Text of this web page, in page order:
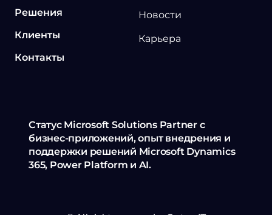
Решения
Клиенты
Контакты
Новости
Карьера
Статус Microsoft Solutions Partner с
бизнес-приложений, опыт внедрения и
поддержки решений Microsoft Dynamics
365, Power Platform и AI.